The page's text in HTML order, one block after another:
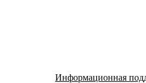
Информационная